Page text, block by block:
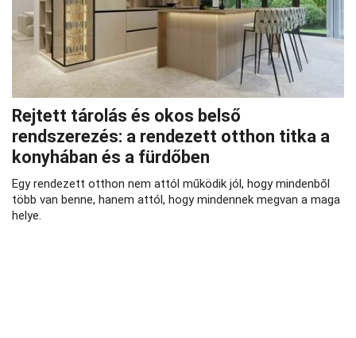
Rejtett tárolás és okos belső
rendszerezés: a rendezett otthon titka a
konyhában és a fürdőben
Egy rendezett otthon nem attól működik jól, hogy mindenből
több van benne, hanem attól, hogy mindennek megvan a maga
helye.